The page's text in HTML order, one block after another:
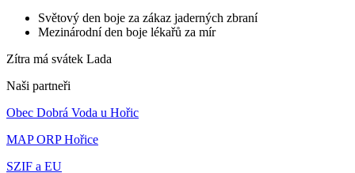
Světový den boje za zákaz jaderných zbraní
Mezinárodní den boje lékařů za mír
Zítra má svátek Lada
Naši partneři
Obec Dobrá Voda u Hořic
MAP ORP Hořice
SZIF a EU